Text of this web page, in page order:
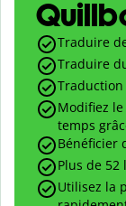
Traduire
Traduire
Modifiez
temps
Bénéficier
Plus de
Utilisez la